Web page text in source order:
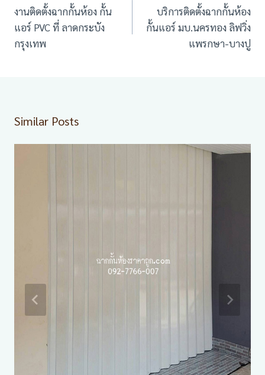
นำทาง
เรื่อง
งานติดตั้งฉากกั้นห้อง กั้น
แอร์ PVC ที่ ลาดกระบัง
กรุงเทพ
บริการติดตั้งฉากกั้นห้อง
กั้นแอร์ มบ.นครทอง ลิฟวิ่ง
แพรกษา-บางปู
Similar Posts